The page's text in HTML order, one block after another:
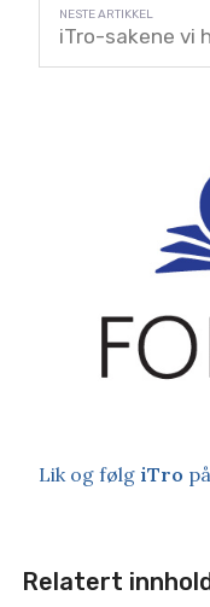
iTro-sakene vi
Lik og følg iTro på
Relatert